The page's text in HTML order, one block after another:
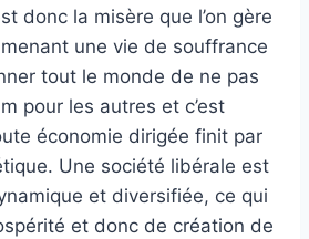
donc la misère que l’on gère
une vie de souffrance
tout le monde de ne pas
pour les autres et c’est
économie dirigée finit par
Une société libérale est
et diversifiée, ce qui
et donc de création de